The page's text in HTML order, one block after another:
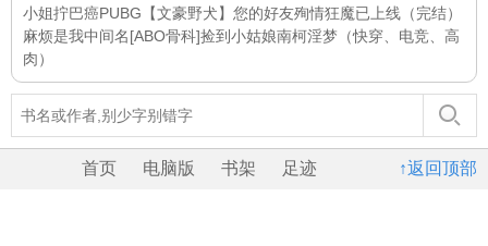
小姐拧巴癌PUBG 【文豪野犬】您的好友殉情狂魔已上线（完结）
麻烦是我中间名[ABO骨科]捡到小姑娘南柯淫梦（快穿、电竞、高
肉）
↑返回顶部
首页 电脑版 书架 足迹